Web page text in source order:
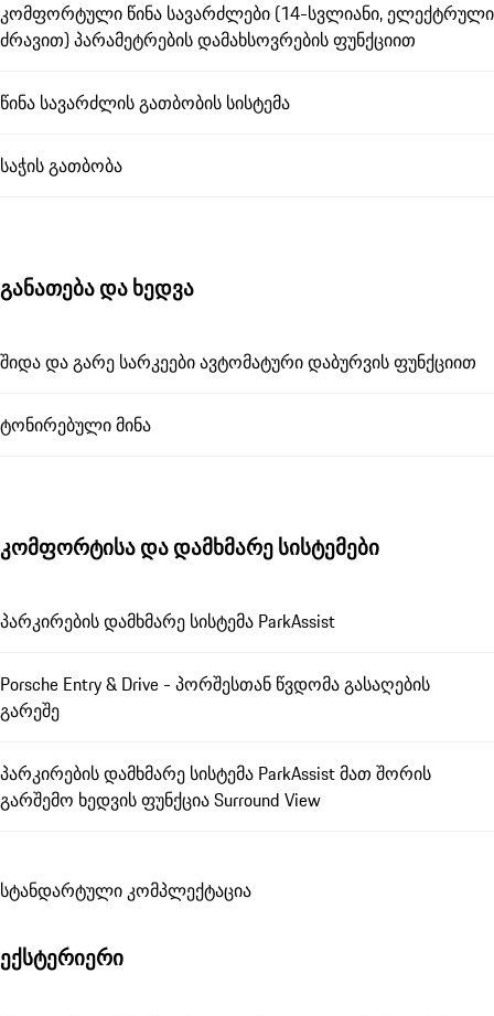
კომფორტული წინა სავარძლები (14-სვლიანი, ელექტრული
ძრავით) პარამეტრების დამახსოვრების ფუნქციით
წინა სავარძლის გათბობის სისტემა
საჭის გათბობა
განათება და ხედვა
შიდა და გარე სარკეები ავტომატური დაბურვის ფუნქციით
ტონირებული მინა
კომფორტისა და დამხმარე სისტემები
პარკირების დამხმარე სისტემა ParkAssist
Porsche Entry & Drive - პორშესთან წვდომა გასაღების
გარეშე
პარკირების დამხმარე სისტემა ParkAssist მათ შორის
გარშემო ხედვის ფუნქცია Surround View
სტანდარტული კომპლექტაცია
ექსტერიერი